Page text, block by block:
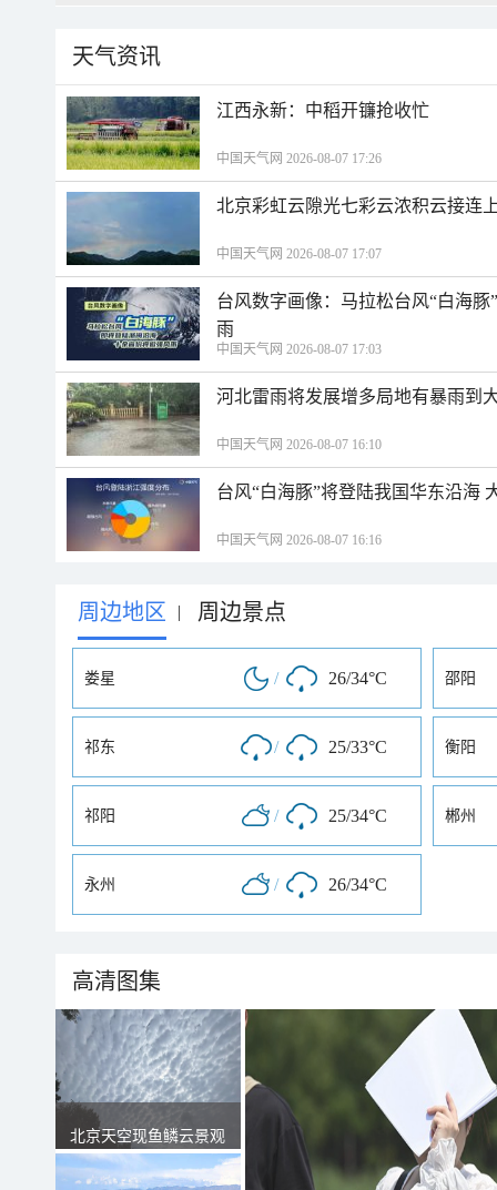
天气资讯
江西永新：中稻开镰抢收忙
中国天气网 2026-08-07 17:26
北京彩虹云隙光七彩云浓积云接连
中国天气网 2026-08-07 17:07
台风数字画像：马拉松台风“白海
雨
中国天气网 2026-08-07 17:03
河北雷雨将发展增多局地有暴雨到
中国天气网 2026-08-07 16:10
台风“白海豚”将登陆我国华东沿海
中国天气网 2026-08-07 16:16
周边地区 | 周边景点
娄星 / 26/34°C 邵阳
祁东 / 25/33°C 衡阳
祁阳 / 25/34°C 郴州
永州 / 26/34°C
高清图集
北京天空现鱼鳞云景观